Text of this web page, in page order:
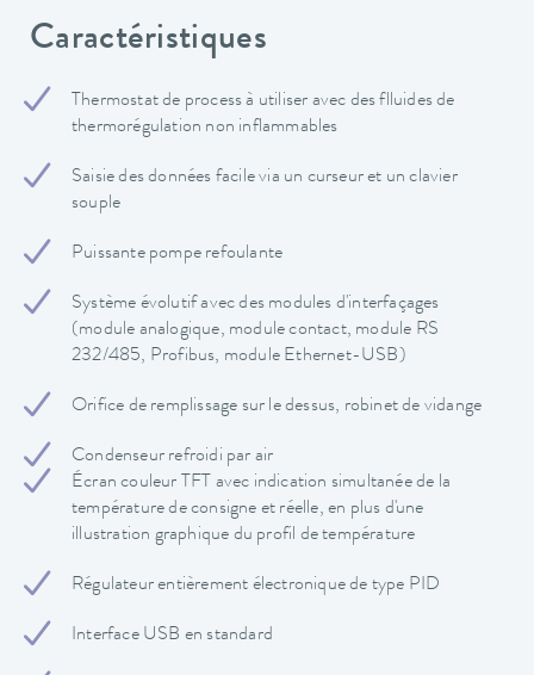
Caractéristiques
Thermostat de process à utiliser avec des flluides de
thermorégulation non inflammables
Saisie des données facile via un curseur et un clavier
souple
Puissante pompe refoulante
Système évolutif avec des modules d'interfaçages
(module analogique, module contact, module RS
232/485, Profibus, module Ethernet-USB)
Orifice de remplissage sur le dessus, robinet de vidange
Condenseur refroidi par air
Écran couleur TFT avec indication simultanée de la
température de consigne et réelle, en plus d'une
illustration graphique du profil de température
Régulateur entièrement électronique de type PID
Interface USB en standard